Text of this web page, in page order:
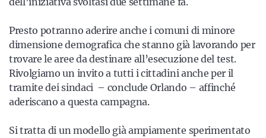
Presto potranno aderire anche i comuni di minore
dimensione demografica che stanno già lavorando per
trovare le aree da destinare all’esecuzione del test.
Rivolgiamo un invito a tutti i cittadini anche per il
tramite dei sindaci – conclude Orlando – affinché
aderiscano a questa campagna.
Si tratta di un modello già ampiamente sperimentato